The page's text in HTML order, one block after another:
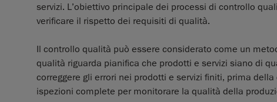
servizi. L’obiettivo principale dei processi di controllo
verificare il rispetto dei requisiti di qualità.
Il controllo qualità può essere considerato come un
qualità riguarda pianifica che prodotti e servizi siano di
correggere gli errori nei prodotti e servizi finiti, prima
ispezioni complete per monitorare la qualità della